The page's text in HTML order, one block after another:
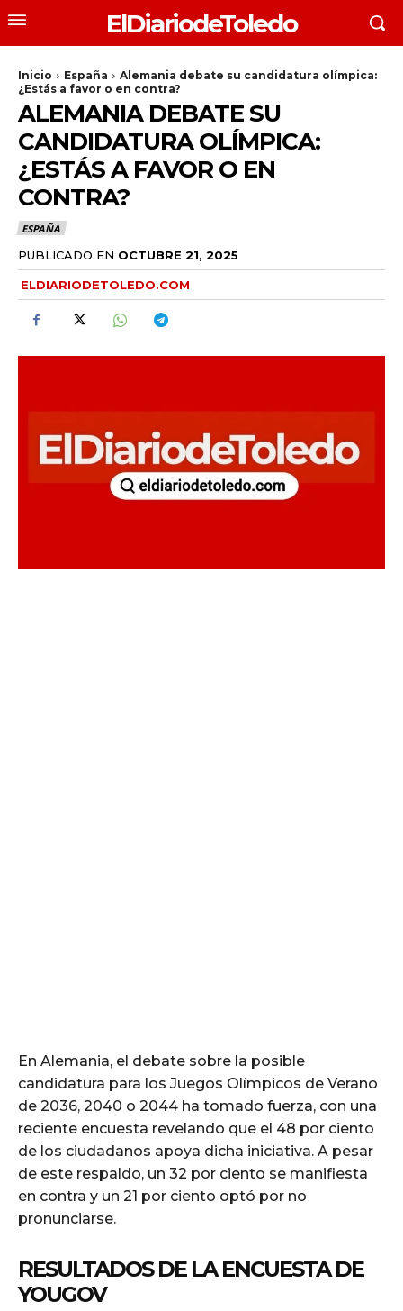
ElDiariodeToledo
Inicio España
Alemania debate su candidatura olímpica:
¿Estás a favor o en contra?
ALEMANIA DEBATE SU
CANDIDATURA OLÍMPICA:
¿ESTÁS A FAVOR O EN
CONTRA?
ESPAÑA
PUBLICADO EN OCTUBRE 21, 2025
ELDIARIODETOLEDO.COM
En Alemania, el debate sobre la posible
candidatura para los Juegos Olímpicos de Verano
de 2036, 2040 o 2044 ha tomado fuerza, con una
reciente encuesta revelando que el 48 por ciento
de los ciudadanos apoya dicha iniciativa. A pesar
de este respaldo, un 32 por ciento se manifiesta
en contra y un 21 por ciento optó por no
pronunciarse.
RESULTADOS DE LA ENCUESTA DE
YOUGOV